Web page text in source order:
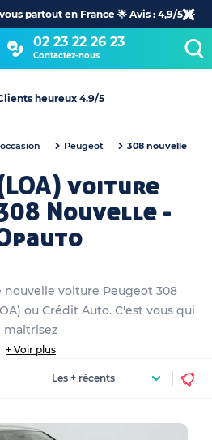
partout en France 🌟 Avis : 4,9/5 🌟
02 23 22 26 23
Contactez-nous
dans l’automobile
Peugeot 308 nouvelle
voiture
Nouvelle -
nouvelle voiture Peugeot 308
ou Crédit Auto. C'est vous qui
maîtrisez
+ Voir plus